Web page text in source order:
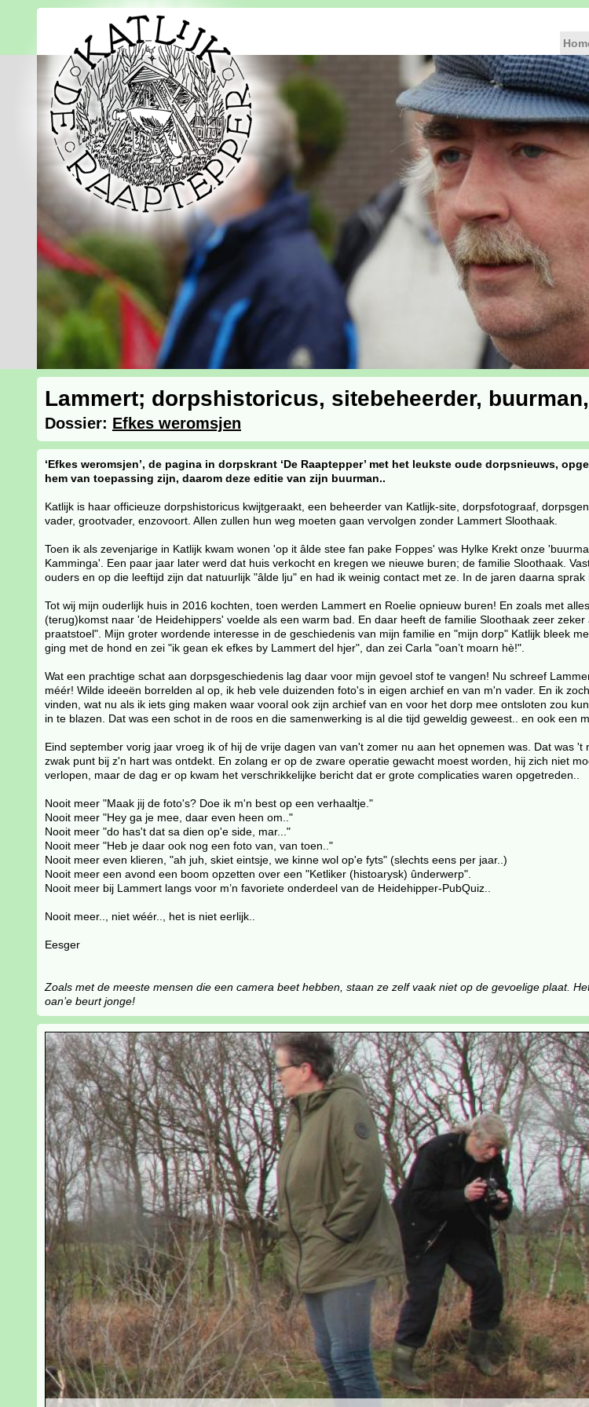
Lammert; dorpshistoricus, sitebeheerder,
Dossier: Efkes weromsjen
‘Efkes weromsjen’, de pagina in dorpskrant ‘De Raaptepper’ met het leukste oude dorpsnieuws,
hem van toepassing zijn, daarom deze editie van zijn buurman..
Katlijk is haar officieuze dorpshistoricus kwijtgeraakt, een beheerder van Katlijk-site, dorpsfotograaf,
vader, grootvader, enzovoort. Allen zullen hun weg moeten gaan vervolgen zonder Lammert Sloothaak.
Toen ik als zevenjarige in Katlijk kwam wonen 'op it âlde stee fan pake Foppes' was Hylke Krekt onze
Kamminga'. Een paar jaar later werd dat huis verkocht en kregen we nieuwe buren; de familie Sloothaak.
ouders en op die leeftijd zijn dat natuurlijk "âlde lju" en had ik weinig contact met ze. In de jaren daarna
Tot wij mijn ouderlijk huis in 2016 kochten, toen werden Lammert en Roelie opnieuw buren! En zoals met
(terug)komst naar 'de Heidehippers' voelde als een warm bad. En daar heeft de familie Sloothaak zeer
praatstoel". Mijn groter wordende interesse in de geschiedenis van mijn familie en "mijn dorp" Katlijk bleek
ging met de hond en zei "ik gean ek efkes by Lammert del hjer", dan zei Carla "oan’t moarn hè!".
Wat een prachtige schat aan dorpsgeschiedenis lag daar voor mijn gevoel stof te vangen! Nu schreef
méér! Wilde ideeën borrelden al op, ik heb vele duizenden foto's in eigen archief en van m'n vader. En ik
vinden, wat nu als ik iets ging maken waar vooral ook zijn archief van en voor het dorp mee ontsloten zou
in te blazen. Dat was een schot in de roos en die samenwerking is al die tijd geweldig geweest.. en ook een
Eind september vorig jaar vroeg ik of hij de vrije dagen van van't zomer nu aan het opnemen was. Dat was
zwak punt bij z'n hart was ontdekt. En zolang er op de zware operatie gewacht moest worden, hij zich niet
verlopen, maar de dag er op kwam het verschrikkelijke bericht dat er grote complicaties waren opgetreden..
Nooit meer "Maak jij de foto's? Doe ik m'n best op een verhaaltje."
Nooit meer "Hey ga je mee, daar even heen om.."
Nooit meer "do has't dat sa dien op'e side, mar..."
Nooit meer "Heb je daar ook nog een foto van, van toen.."
Nooit meer even klieren, "ah juh, skiet eintsje, we kinne wol op'e fyts" (slechts eens per jaar..)
Nooit meer een avond een boom opzetten over een "Ketliker (histoarysk) ûnderwerp".
Nooit meer bij Lammert langs voor m’n favoriete onderdeel van de Heidehipper-PubQuiz..
Nooit meer.., niet wéér.., het is niet eerlijk..
Eesger
Zoals met de meeste mensen die een camera beet hebben, staan ze zelf vaak niet op de gevoelige plaat.
oan’e beurt jonge!